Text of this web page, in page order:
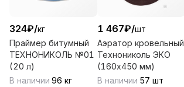
324₽/кг
Праймер битумный
ТЕХНОНИКОЛЬ №01
(20 л)
В наличии 96 кг
1 467₽/шт
Аэратор кровельный
Технониколь ЭКО
(160х450 мм)
В наличии 57 шт